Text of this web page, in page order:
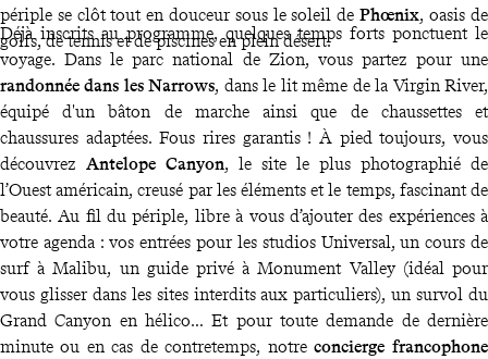
périple se clôt tout en douceur sous le soleil de Phœnix, oasis de
golfs, de tennis et de piscines en plein désert.
Déjà inscrits au programme, quelques temps forts ponctuent le
voyage. Dans le parc national de Zion, vous partez pour une
randonnée dans les Narrows, dans le lit même de la Virgin River,
équipé d'un bâton de marche ainsi que de chaussettes et
chaussures adaptées. Fous rires garantis ! À pied toujours, vous
découvrez Antelope Canyon, le site le plus photographié de
l’Ouest américain, creusé par les éléments et le temps, fascinant de
beauté. Au fil du périple, libre à vous d’ajouter des expériences à
votre agenda : vos entrées pour les studios Universal, un cours de
surf à Malibu, un guide privé à Monument Valley (idéal pour
vous glisser dans les sites interdits aux particuliers), un survol du
Grand Canyon en hélico… Et pour toute demande de dernière
minute ou en cas de contretemps, notre concierge francophone